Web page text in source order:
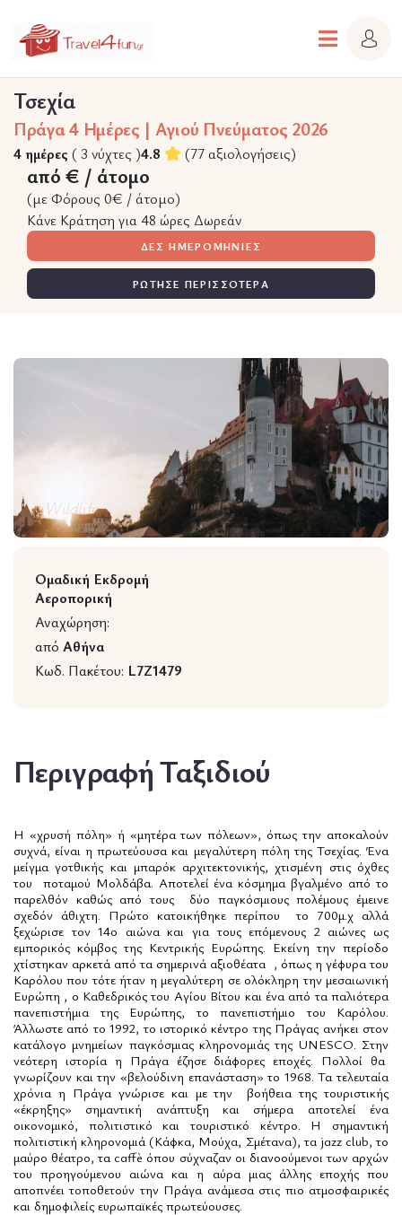
Τσεχία
Πράγα 4 Ημέρες | Αγιού Πνεύματος 2026
4 ημέρες ( 3 νύχτες )4.8 (77 αξιολογήσεις)
από € / άτομο
(με Φόρους 0€ / άτομο)
Κάνε Κράτηση για 48 ώρες Δωρεάν
ΔΕΣ ΗΜΕΡΟΜΗΝΙΕΣ
ΡΩΤΗΣΕ ΠΕΡΙΣΣΟΤΕΡΑ
Wildlife
Ομαδική Εκδρομή
Αεροπορική
Αναχώρηση:
από Αθήνα
Κωδ. Πακέτου: L7Z1479
Περιγραφή Ταξιδιού
Η «χρυσή πόλη» ή «μητέρα των πόλεων», όπως την αποκαλούν
συχνά, είναι η πρωτεύουσα και μεγαλύτερη πόλη της Τσεχίας. Ένα
μείγμα γοτθικής και μπαρόκ αρχιτεκτονικής, χτισμένη στις όχθες
του
ποταμού Μολδάβα. Αποτελεί ένα κόσμημα βγαλμένο από το
παρελθόν καθώς από τους
δύο παγκόσμιους πολέμους έμεινε
σχεδόν άθιχτη. Πρώτο κατοικήθηκε περίπου
το 700μ.χ αλλά
ξεχώρισε τον 14ο αιώνα και για τους επόμενους 2 αιώνες ως
εμπορικός κόμβος της Κεντρικής Ευρώπης. Εκείνη την περίοδο
χτίστηκαν αρκετά από τα σημερινά αξιοθέατα , όπως η γέφυρα του
Καρόλου που τότε ήταν η μεγαλύτερη σε ολόκληρη την μεσαιωνική
Ευρώπη , ο Καθεδρικός του Αγίου Βίτου και ένα από τα παλιότερα
πανεπιστήμια της Ευρώπης, το πανεπιστήμιο του Καρόλου.
Άλλωστε από το 1992, το ιστορικό κέντρο της Πράγας ανήκει στον
κατάλογο μνημείων παγκόσμιας κληρονομιάς της UNESCO. Στην
νεότερη ιστορία η Πράγα έζησε διάφορες εποχές. Πολλοί θα
γνωρίζουν και την «βελούδινη επανάσταση» το 1968. Τα τελευταία
χρόνια η Πράγα γνώρισε και με την
βοήθεια της τουριστικής
«έκρηξης» σημαντική ανάπτυξη και σήμερα αποτελεί ένα
οικονομικό, πολιτιστικό και τουριστικό κέντρο. Η σημαντική
πολιτιστική κληρονομιά (Κάφκα, Μούχα, Σμέτανα), τα jazz club, το
μαύρο θέατρο, τα caffè όπου σύχναζαν οι διανοούμενοι των αρχών
του προηγούμενου αιώνα και η αύρα μιας άλλης εποχής που
αποπνέει τοποθετούν την Πράγα ανάμεσα στις πιο ατμοσφαιρικές
και δημοφιλείς ευρωπαϊκές πρωτεύουσες.